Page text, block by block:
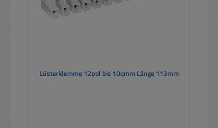
Lüsterklemme 12pol bis 10qmm Länge 113mm